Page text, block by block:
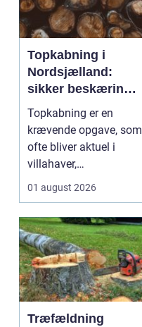
Topkabning i
Nordsjælland:
sikker beskæring
af store træer
Topkabning er en
krævende opgave, som
ofte bliver aktuel i
villahaver,
sommerhusområder ...
01 august 2026
Træfældning